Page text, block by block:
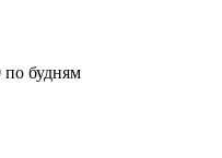
по будням